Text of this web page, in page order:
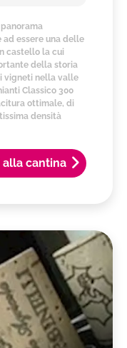
alla cantina
essere una delle
castello la cui
della storia
vigneti nella valle
Classico 300
ottimale, di
densità